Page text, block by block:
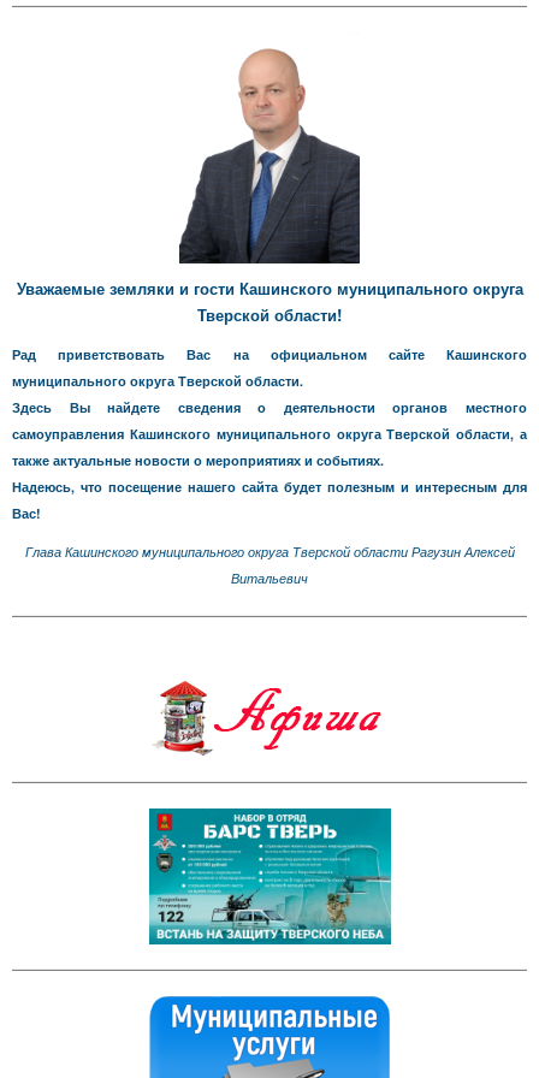
Уважаемые земляки и гости Кашинского муниципального округа
Тверской области!
Рад приветствовать Вас на официальном сайте Кашинского
муниципального округа Тверской области.
Здесь Вы найдете сведения о деятельности органов местного
самоуправления Кашинского муниципального округа Тверской области, а
также актуальные новости о мероприятиях и событиях.
Надеюсь, что посещение нашего сайта будет полезным и интересным для
Вас!
Глава Кашинского муниципального округа Тверской области Рагузин Алексей
Витальевич